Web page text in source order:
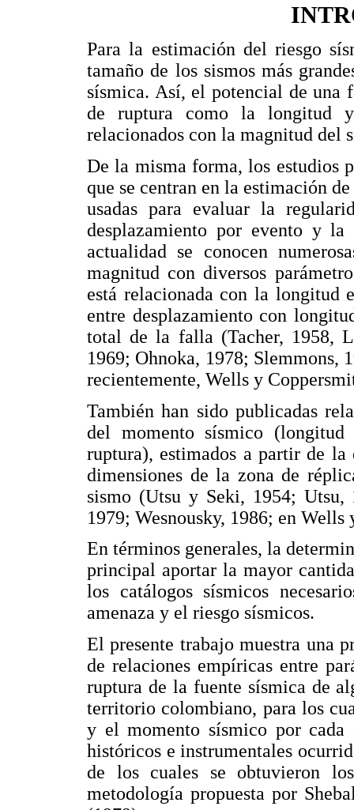
Para la estimación del riesgo
tamaño de los sismos más
sísmica. Así, el potencial de una
de ruptura como la longitud
relacionados con la magnitud del
De la misma forma, los estudios
que se centran en la estimación
usadas para evaluar la
desplazamiento por evento y
actualidad se conocen
magnitud con diversos
está relacionada con la longitud
entre desplazamiento con
total de la falla (Tacher, 1958,
1969; Ohnoka, 1978; Slemmons,
recientemente, Wells y
También han sido publicadas
del momento sísmico
ruptura), estimados a partir de
dimensiones de la zona de
sismo (Utsu y Seki, 1954; Utsu,
1979; Wesnousky, 1986; en
En términos generales, la
principal aportar la mayor
los catálogos sísmicos
amenaza y el riesgo sísmicos.
El presente trabajo muestra una
de relaciones empíricas entre
ruptura de la fuente sísmica de
territorio colombiano, para los
y el momento sísmico por cada
históricos e instrumentales
de los cuales se obtuvieron
metodología propuesta por